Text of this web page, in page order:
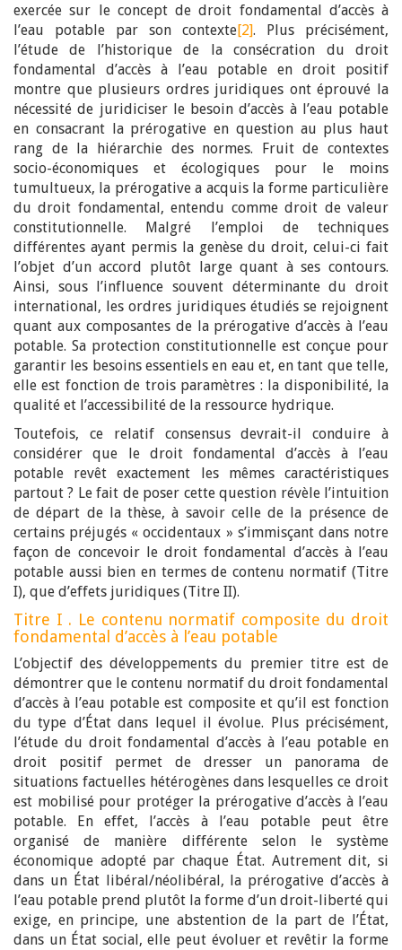
exercée sur le concept de droit fondamental d’accès à
l’eau potable par son contexte[2]. Plus précisément,
l’étude de l’historique de la consécration du droit
fondamental d’accès à l’eau potable en droit positif
montre que plusieurs ordres juridiques ont éprouvé la
nécessité de juridiciser le besoin d’accès à l’eau potable
en consacrant la prérogative en question au plus haut
rang de la hiérarchie des normes. Fruit de contextes
socio-économiques et écologiques pour le moins
tumultueux, la prérogative a acquis la forme particulière
du droit fondamental, entendu comme droit de valeur
constitutionnelle. Malgré l’emploi de techniques
différentes ayant permis la genèse du droit, celui-ci fait
l’objet d’un accord plutôt large quant à ses contours.
Ainsi, sous l’influence souvent déterminante du droit
international, les ordres juridiques étudiés se rejoignent
quant aux composantes de la prérogative d’accès à l’eau
potable. Sa protection constitutionnelle est conçue pour
garantir les besoins essentiels en eau et, en tant que telle,
elle est fonction de trois paramètres : la disponibilité, la
qualité et l’accessibilité de la ressource hydrique.
Toutefois, ce relatif consensus devrait-il conduire à
considérer que le droit fondamental d’accès à l’eau
potable revêt exactement les mêmes caractéristiques
partout ? Le fait de poser cette question révèle l’intuition
de départ de la thèse, à savoir celle de la présence de
certains préjugés « occidentaux » s’immisçant dans notre
façon de concevoir le droit fondamental d’accès à l’eau
potable aussi bien en termes de contenu normatif (Titre
I), que d’effets juridiques (Titre II).
Titre I . Le contenu normatif composite du droit
fondamental d’accès à l’eau potable
L’objectif des développements du premier titre est de
démontrer que le contenu normatif du droit fondamental
d’accès à l’eau potable est composite et qu’il est fonction
du type d’État dans lequel il évolue. Plus précisément,
l’étude du droit fondamental d’accès à l’eau potable en
droit positif permet de dresser un panorama de
situations factuelles hétérogènes dans lesquelles ce droit
est mobilisé pour protéger la prérogative d’accès à l’eau
potable. En effet, l’accès à l’eau potable peut être
organisé de manière différente selon le système
économique adopté par chaque État. Autrement dit, si
dans un État libéral/néolibéral, la prérogative d’accès à
l’eau potable prend plutôt la forme d’un droit-liberté qui
exige, en principe, une abstention de la part de l’État,
dans un État social, elle peut évoluer et revêtir la forme